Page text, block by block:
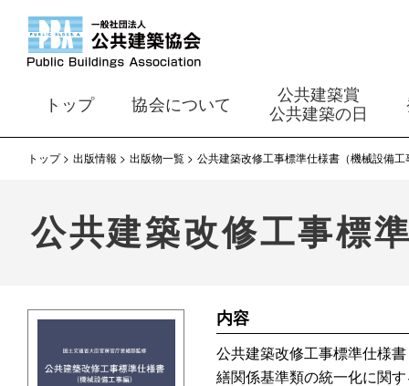
トップ 協会について
公共建築賞
公共建築の日
トップ 出版情報 出版物一覧 公共建築改修工事標準仕様書（機械設備
公共建築改修工事標
内容
公共建築改修工事標準仕様
繕関係基準類の統一化に関